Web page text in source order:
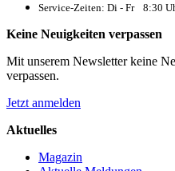
Service-Zeiten: Di - Fr 8:30
Keine Neuigkeiten verpassen
Mit unserem Newsletter keine
verpassen.
Jetzt anmelden
Aktuelles
Magazin